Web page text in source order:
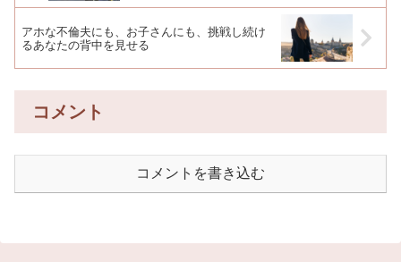
アホな不倫夫にも、お子さんにも、挑戦し続け
るあなたの背中を見せる
コメント
コメントを書き込む